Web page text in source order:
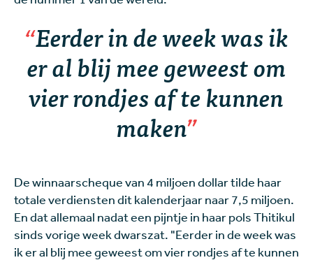
Eerder in de week was ik
er al blij mee geweest om
vier rondjes af te kunnen
maken
De winnaarscheque van 4 miljoen dollar tilde haar
totale verdiensten dit kalenderjaar naar 7,5 miljoen.
En dat allemaal nadat een pijntje in haar pols Thitikul
sinds vorige week dwarszat. "Eerder in de week was
ik er al blij mee geweest om vier rondjes af te kunnen